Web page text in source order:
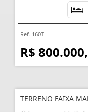
Ref. 160T
R$
TERRENO FAIXA